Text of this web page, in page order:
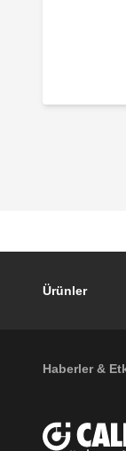
Footer
Ürünler
Haberler &